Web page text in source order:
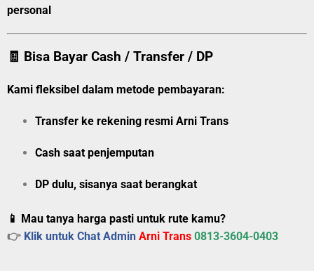
personal
🧾 Bisa Bayar Cash / Transfer / DP
Kami fleksibel dalam metode pembayaran:
Transfer ke rekening resmi Arni Trans
Cash saat penjemputan
DP dulu, sisanya saat berangkat
📱 Mau tanya harga pasti untuk rute kamu?
👉 Klik untuk Chat Admin Arni Trans 0813-3604-0403